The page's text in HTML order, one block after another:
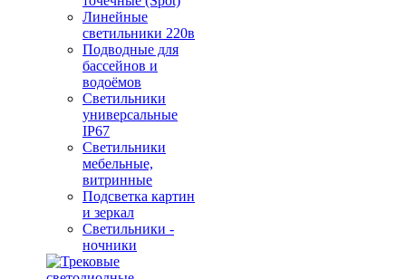
Линейные
светильники 220в
Подводные для
бассейнов и
водоёмов
Светильники
универсальные
IP67
Светильники
мебельные,
витринные
Подсветка картин
и зеркал
Светильники -
ночники